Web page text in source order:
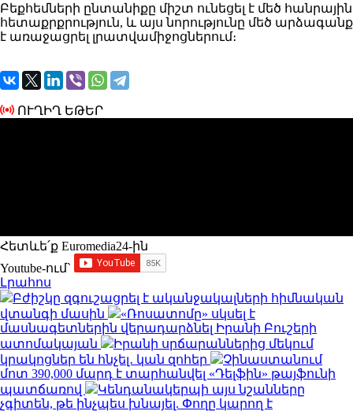
Բեքհեմների ընտանիքը միշտ ունեցել է մեծ հանրային
հետաքրքրություն, և այս նորությունը մեծ արձագանք
է առաջացրել լրատվամիջոցներում։
ՈՒՂԻՂ ԵԹԵՐ
Հետևե՛ք Euromedia24-ին
Youtube-ում`
Լրահոս
Բժիշկը զգուշացրել է ականջակալների հիմնական
վտանգի մասին
«Ռոսատոմը» սկսել է
մասնագետներին վերադարձնել Իրանի Բուշերի
ատոմակայան
Իրանի սրճարաններից մեկում
կրակոցներ են հնչել․ կան զոհեր
Չինաստանում
մոտ 390,000 մարդ է տարհանվել «Դելֆին» թայֆունի
պատճառով
Կենդանակերպի այս նշանները
չգիտեն, թե ինչպես խնայել. Փողը կարող է